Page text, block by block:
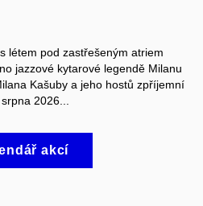
létem pod zastřešeným atriem
jazzové kytarové legendě Milanu
Kašuby a jeho hostů zpříjemní
2026...
akcí